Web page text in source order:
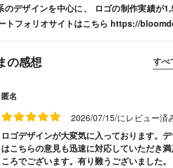
のデザインを中心に、 ロゴの制作実績が
トフォリオサイトはこちら https://
の感想 すべ
匿名
2026/07/15/にレビュー済
ロゴデザインが大変気に入っております。
はこちらの意見も迅速に対応していただき
ころでございます。有り難うございました。